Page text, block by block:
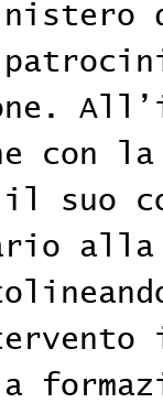
con
il suo